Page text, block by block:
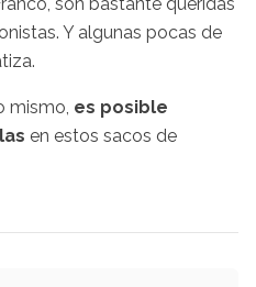
Y algunas pocas de
mismo, es posible
en estos sacos de